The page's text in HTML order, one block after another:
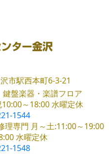
市駅西本町6-3-21
鍵盤楽器・楽譜フロア
10:00～18:00水曜定休
1544
理専門 月～土:11:00～19:00
水曜定休
1548